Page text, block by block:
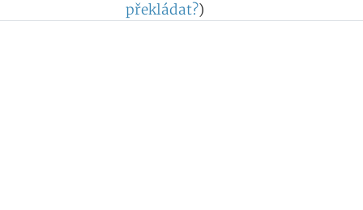
překládat?)